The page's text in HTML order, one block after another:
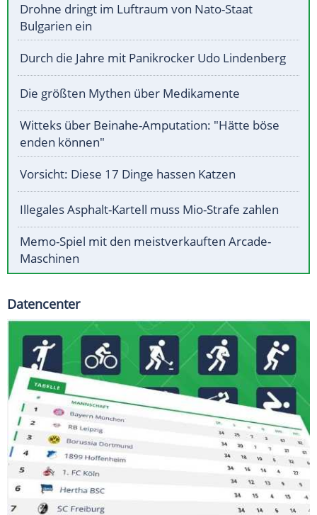
Drohne dringt im Luftraum von Nato-Staat
Bulgarien ein
Durch die Jahre mit Panikrocker Udo Lindenberg
Die größten Mythen über Medikamente
Witteks über Beinahe-Amputation: "Hätte böse
enden können"
Vorsicht: Diese 17 Dinge hassen Katzen
Illegales Asphalt-Kartell muss Mio-Strafe zahlen
Memo-Spiel mit den meistverkauften Arcade-
Maschinen
Datencenter